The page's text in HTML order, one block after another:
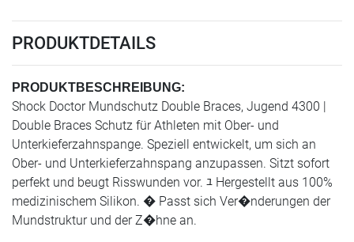
PRODUKTDETAILS
PRODUKTBESCHREIBUNG:
Shock Doctor Mundschutz Double Braces, Jugend 4300 |
Double Braces Schutz für Athleten mit Ober- und
Unterkieferzahnspange. Speziell entwickelt, um sich an
Ober- und Unterkieferzahnspang anzupassen. Sitzt sofort
perfekt und beugt Risswunden vor. ﾕ Hergestellt aus 100%
medizinischem Silikon. � Passt sich Ver�nderungen der
Mundstruktur und der Z�hne an.